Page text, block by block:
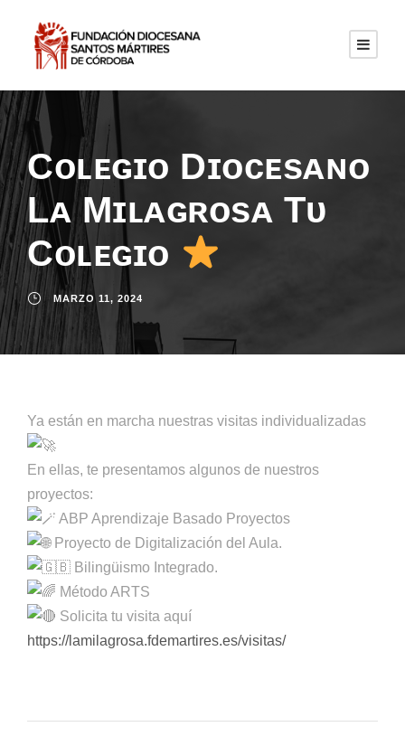
Cᴏʟᴇɢɪᴏ Dɪᴏᴄᴇsᴀɴᴏ
Lᴀ Mɪʟᴀɢʀᴏsᴀ Tᴜ
Cᴏʟᴇɢɪᴏ
MARZO 11, 2024
Ya están en marcha nuestras visitas individualizadas
En ellas, te presentamos algunos de nuestros
proyectos:
ABP Aprendizaje Basado Proyectos
Proyecto de Digitalización del Aula.
Bilingüismo Integrado.
Método ARTS
Solicita tu visita aquí
https://lamilagrosa.fdemartires.es/visitas/